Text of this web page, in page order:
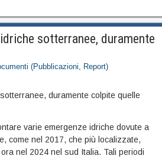
sotterranee, duramente
(Pubblicazioni, Report)
varie emergenze idriche dovute a
come nel 2017, che più localizzate,
nel 2024 nel sud Italia. Tali periodi